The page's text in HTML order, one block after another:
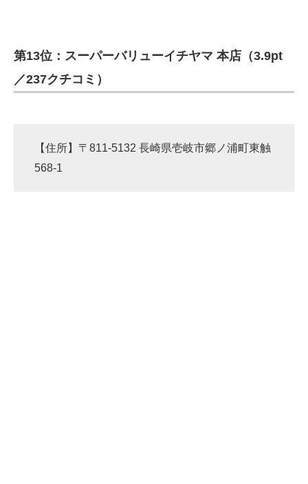
第13位：スーパーバリューイチヤマ 本店（3.9pt
／237クチコミ）
【住所】〒811-5132 長崎県壱岐市郷ノ浦町東触
568-1